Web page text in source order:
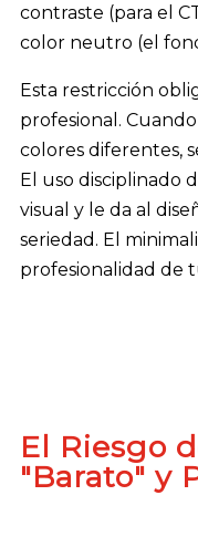
contraste (para el
color neutro (el
Esta restricción
profesional.
colores diferentes,
El uso disciplinado
visual y le da al
seriedad. El
profesionalidad de
El Riesgo
"Barato" y